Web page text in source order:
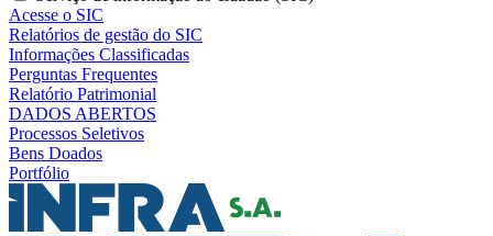
Acesse o SIC
Relatórios de gestão do SIC
Informações Classificadas
Perguntas Frequentes
Relatório Patrimonial
DADOS ABERTOS
Processos Seletivos
Bens Doados
Portfólio